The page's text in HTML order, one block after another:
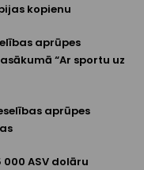
kopienu
aprūpes
“Ar sportu uz
aprūpes
ASV dolāru